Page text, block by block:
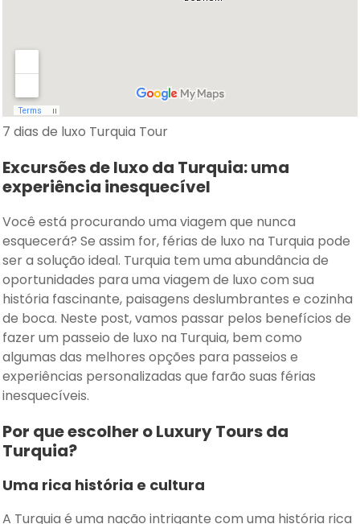
7 dias de luxo Turquia Tour
Excursões de luxo da Turquia: uma
experiência inesquecível
Você está procurando uma viagem que nunca
esquecerá? Se assim for, férias de luxo na Turquia pode
ser a solução ideal. Turquia tem uma abundância de
oportunidades para uma viagem de luxo com sua
história fascinante, paisagens deslumbrantes e cozinha
de boca. Neste post, vamos passar pelos benefícios de
fazer um passeio de luxo na Turquia, bem como
algumas das melhores opções para passeios e
experiências personalizadas que farão suas férias
inesquecíveis.
Por que escolher o Luxury Tours da
Turquia?
Uma rica história e cultura
A Turquia é uma nação intrigante com uma história rica